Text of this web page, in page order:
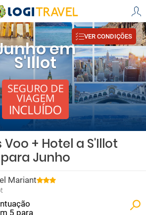
em
S'Illot
VER CONDIÇÕES
+ Hotel a S'Illot
para Junho
Mariant